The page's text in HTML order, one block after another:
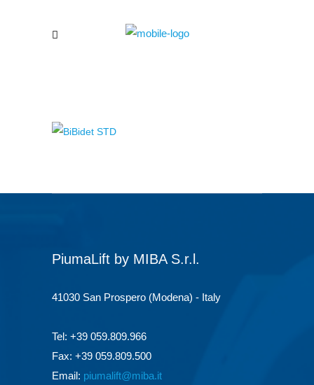
PiumaLift by MIBA S.r.l.
41030 San Prospero (Modena) - Italy
Tel: +39 059.809.966
Fax: +39 059.809.500
Email: piumalift@miba.it